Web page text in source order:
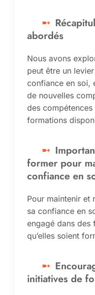
abordés
Nous avons
peut être un
confiance en soi,
de nouvelles
des
formations
former pour
confiance en
Pour maintenir et
sa confiance en
engagé dans des
qu’elles soient
initiatives de